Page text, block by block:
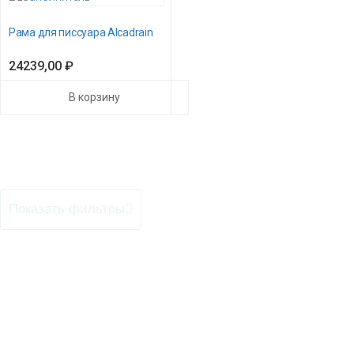
Рама для писсуара Alcadrain
24239,00 ₽
В корзину